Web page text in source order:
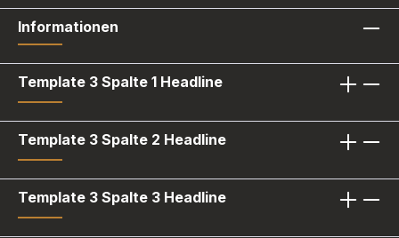
Informationen
Template 3 Spalte 1 Headline
Template 3 Spalte 2 Headline
Template 3 Spalte 3 Headline